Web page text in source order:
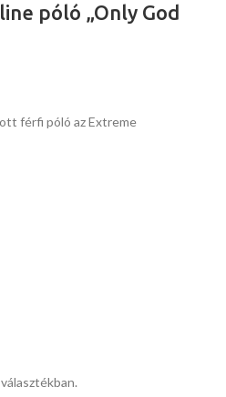
póló „Only God
férfi póló az Extreme